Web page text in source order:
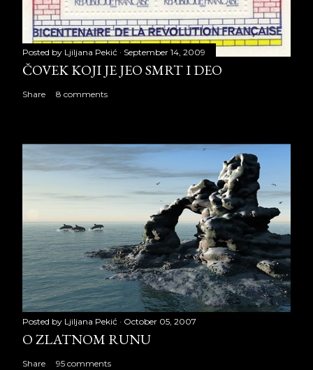
Posted by Ljiljana Pekić September 14, 2009
ČOVEK KOJI JE JEO SMRT I DEO
Share 8 comments
Posted by Ljiljana Pekić October 05, 2007
O ZLATNOM RUNU
Share 95 comments